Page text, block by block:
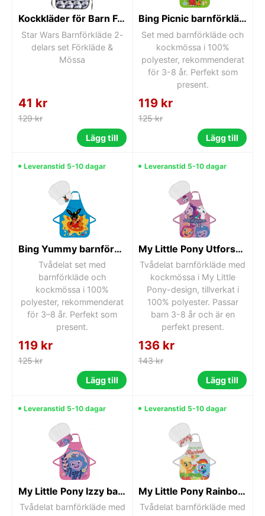
Kockkläder för Barn Förkläde &amp; Kockmössa Star Wars
Star Wars Barnförkläde 2-
delars set Förkläde &
Mössa
41 kr
129 kr
Lägg till
Bing Picnic barnförklädesset 2 delar
Set med barnförkläde och
kockmössa i 100%
polyester, rekommenderat
för 3-8 år. Perfekt som
present.
119 kr
125 kr
Lägg till
Leveranstid 5-10 dagar
Bing Yummy barnförkläde 2-delars set
Tvådelat set med
barnförkläde och
kockmössa i 100%
polyester, rekommenderat
för 3–8 år. Perfekt som
present.
119 kr
125 kr
Lägg till
Leveranstid 5-10 dagar
My Little Pony Utforska barnförkläde 2-delars set
Tvådelat barnförkläde med
kockmössa i My Little
Pony-design, tillverkat i
100% polyester. Passar
barn 3-8 år och är en
perfekt present.
136 kr
143 kr
Lägg till
Leveranstid 5-10 dagar
My Little Pony Izzy barnförkläde 2-delars set
Tvådelat barnförkläde med
Leveranstid 5-10 dagar
My Little Pony Rainbow Pizza barnförkläde 2-delars set
Tvådelat barnförkläde med